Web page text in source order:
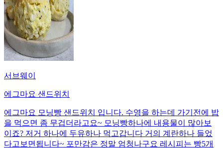
서브웨이
에그마요 샌드위치
에그마요 모닝빵 샌드위치 입니다. 수영을 하는데 가기전에 밥
을 먹으면 좀 무겁더라고요~ 모닝빵하나에 내용물이 많아보
이죠? 저거 하나에 두유하나 먹고갑니다 거의 계란하나 들었
다고보면됩니다~ 포만감은 정말 엄청나구요 레시피는 빵5개